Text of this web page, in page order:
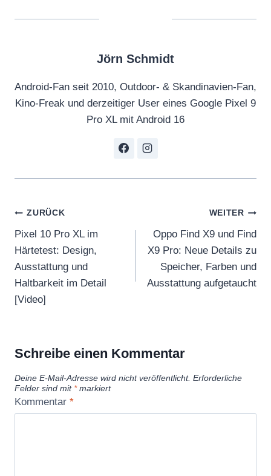
Jörn Schmidt
Android-Fan seit 2010, Outdoor- & Skandinavien-Fan,
Kino-Freak und derzeitiger User eines Google Pixel 9
Pro XL mit Android 16
Beitragsnavigation
ZURÜCK
Pixel 10 Pro XL im
Härtetest: Design,
Ausstattung und
Haltbarkeit im Detail
[Video]
WEITER
Oppo Find X9 und Find
X9 Pro: Neue Details zu
Speicher, Farben und
Ausstattung aufgetaucht
Schreibe einen Kommentar
Deine E-Mail-Adresse wird nicht veröffentlicht. Erforderliche
Felder sind mit *markiert
Kommentar *